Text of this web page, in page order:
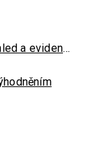
Duální praktické vyučování – přehled a evidence